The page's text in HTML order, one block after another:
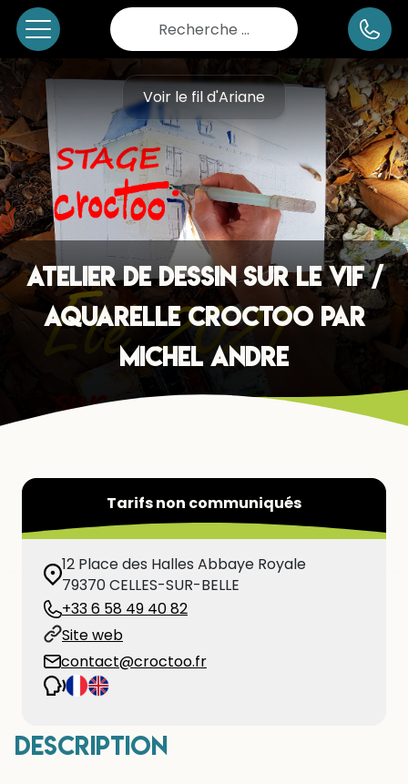
Rechercher
Voir le fil d'Ariane
Atelier de dessin sur le vif /
aquarelle CROCTOO par
Michel ANDRE
Tarifs non communiqués
12 Place des Halles Abbaye Royale
79370CELLES-SUR-BELLE
+33 6 58 49 40 82
Site web
contact@croctoo.fr
Description